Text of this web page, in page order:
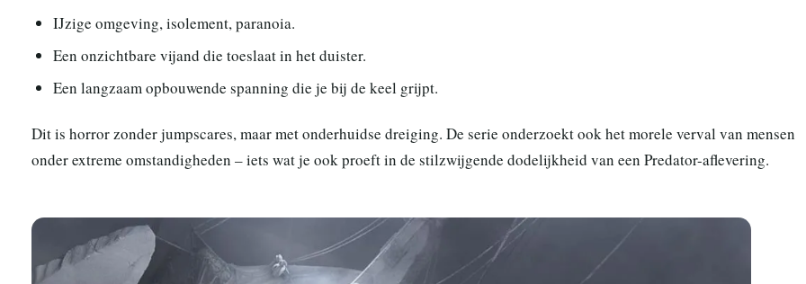
IJzige omgeving, isolement, paranoia.
Een onzichtbare vijand die toeslaat in het duister.
Een langzaam opbouwende spanning die je bij de keel grijpt.
Dit is horror zonder jumpscares, maar met onderhuidse dreiging. De serie onderzoekt ook het morele verval van mensen
onder extreme omstandigheden – iets wat je ook proeft in de stilzwijgende dodelijkheid van een Predator-aflevering.